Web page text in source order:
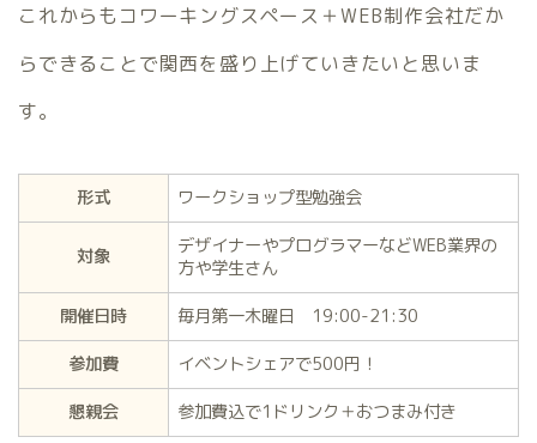
これからもコワーキングスペース＋WEB制作会社だか
らできることで関西を盛り上げていきたいと思いま
す。
形式 ワークショップ型勉強会
対象
デザイナーやプログラマーなどWEB業界の
方や学生さん
開催日時
毎月第一木曜日 19:00-21:30
参加費
イベントシェアで500円！
懇親会
参加費込で1ドリンク＋おつまみ付き